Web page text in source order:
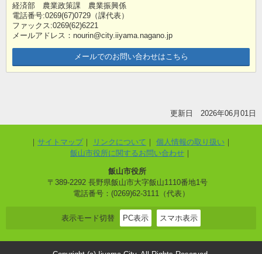
経済部 農業政策課 農業振興係
電話番号:0269(67)0729（課代表）
ファックス:0269(62)6221
メールアドレス：nourin@city.iiyama.nagano.jp
メールでのお問い合わせはこちら
更新日 2026年06月01日
サイトマップ リンクについて
個人情報の取り扱い
飯山市役所に関するお問い合わせ
飯山市役所
〒389-2292 長野県飯山市大字飯山1110番地1号
電話番号：(0269)62-3111（代表）
表示モード切替 PC表示 スマホ表示